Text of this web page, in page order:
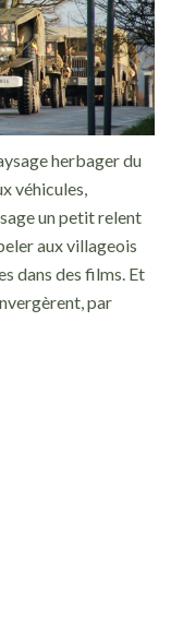
herbager du
véhicules,
un petit relent
aux villageois
dans des films. Et
par